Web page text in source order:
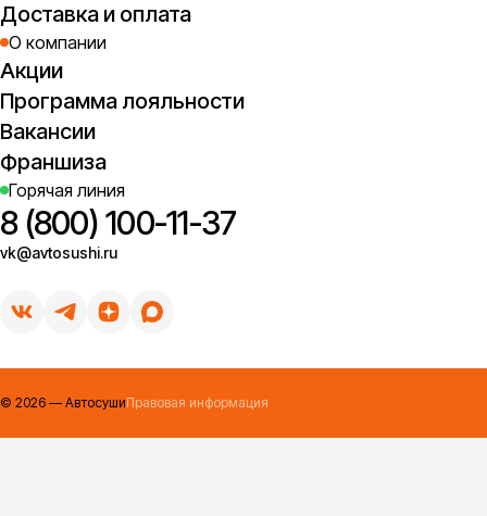
Доставка и оплата
О компании
Акции
Программа лояльности
Вакансии
Франшиза
Горячая линия
8 (800) 100-11-37
vk@avtosushi.ru
© 2026 — АвтосушиПравовая информация